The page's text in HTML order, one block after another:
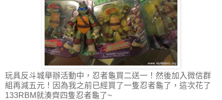
玩具反斗城舉辦活動中，忍者龜買二送一！然後加入微信群
組再減五元！因為我之前已經買了一隻忍者龜了，這次花了
133RBM就湊齊四隻忍者龜了~